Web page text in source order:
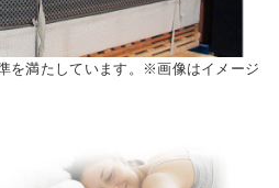
を満たしています。※画像はイメージ